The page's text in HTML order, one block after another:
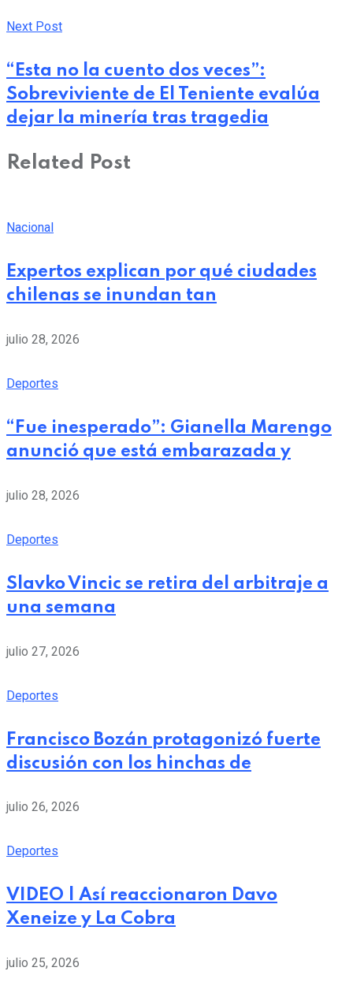
Next Post
“Esta no la cuento dos veces”:
Sobreviviente de El Teniente evalúa
dejar la minería tras tragedia
Related Post
Nacional
Expertos explican por qué ciudades
chilenas se inundan tan
julio 28, 2026
Deportes
“Fue inesperado”: Gianella Marengo
anunció que está embarazada y
julio 28, 2026
Deportes
Slavko Vincic se retira del arbitraje a
una semana
julio 27, 2026
Deportes
Francisco Bozán protagonizó fuerte
discusión con los hinchas de
julio 26, 2026
Deportes
VIDEO | Así reaccionaron Davo
Xeneize y La Cobra
julio 25, 2026